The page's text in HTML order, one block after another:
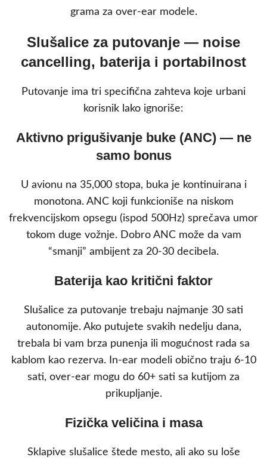
grama za over-ear modele.
Slušalice za putovanje — noise
cancelling, baterija i portabilnost
Putovanje ima tri specifična zahteva koje urbani
korisnik lako ignoriše:
Aktivno prigušivanje buke (ANC) — ne
samo bonus
U avionu na 35,000 stopa, buka je kontinuirana i
monotona. ANC koji funkcioniše na niskom
frekvencijskom opsegu (ispod 500Hz) sprečava umor
tokom duge vožnje. Dobro ANC može da vam
“smanji” ambijent za 20-30 decibela.
Baterija kao kritični faktor
Slušalice za putovanje trebaju najmanje 30 sati
autonomije. Ako putujete svakih nedelju dana,
trebala bi vam brza punenja ili mogućnost rada sa
kablom kao rezerva. In-ear modeli obično traju 6-10
sati, over-ear mogu do 60+ sati sa kutijom za
prikupljanje.
Fizička veličina i masa
Sklapive slušalice štede mesto, ali ako su loše